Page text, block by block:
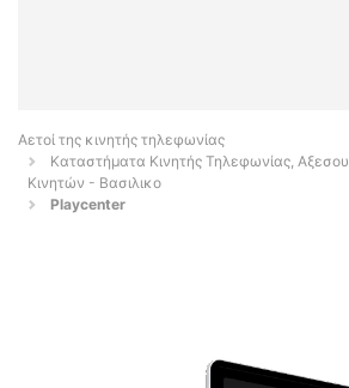
Αετοί της κινητής τηλεφωνίας
Καταστήματα Κινητής Τηλεφωνίας,
Κινητών - Βασιλικο
Playcenter